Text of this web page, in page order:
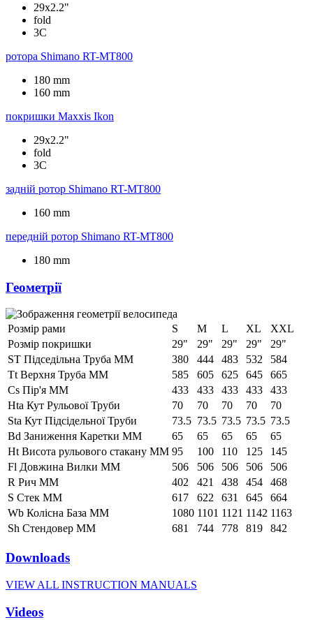
29x2.2"
fold
3C
ротора Shimano RT-MT800
180 mm
160 mm
покришки Maxxis Ikon
29x2.2"
fold
3C
задній ротор Shimano RT-MT800
160 mm
передній ротор Shimano RT-MT800
180 mm
Геометрії
Розмір рами S M L XL
XXL
Розмір покришки
29" 29" 29" 29"
29"
ST Підседільна Труба ММ
380 444 483 532
584
Tt Верхня Труба ММ
585 605 625 645
665
Cs Пір'я ММ
433 433 433 433
433
Hta Кут Рульової Труби
70 70 70 70
70
Sta Кут Підсідельної Труби
73.5 73.5 73.5 73.5 73.5
Bd Заниження Каретки ММ
65 65 65 65
65
Ht Висота рульового стакану ММ 95 100 110 125
145
Fl Довжина Вилки ММ
506 506 506 506
506
R Рич ММ
402 421 438 454
468
S Стек ММ
617 622 631 645
664
Wb Колісна База ММ
1080 1101 1121 1142 1163
Sh Стендовер ММ
681 744 778 819 842
Downloads
VIEW ALL INSTRUCTION MANUALS
Videos